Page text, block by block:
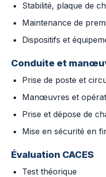
Stabilité, plaque de
Maintenance de
Dispositifs et
Conduite et
Prise de poste et
Manœuvres et
Prise et dépose de
Mise en sécurité en
Évaluation CACES
Test théorique